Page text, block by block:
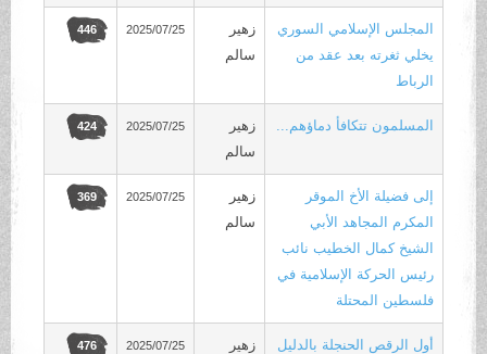
المجلس الإسلامي السوري
يخلي ثغرته بعد عقد من
الرباط
زهير
سالم
2025/07/25
446
المسلمون تتكافأ دماؤهم...
زهير
سالم
2025/07/25
424
إلى فضيلة الأخ الموقر
المكرم المجاهد الأبي
الشيخ كمال الخطيب نائب
رئيس الحركة الإسلامية في
فلسطين المحتلة
زهير
سالم
2025/07/25
369
أول الرقص الحنجلة ‏بالدليل
زهير
2025/07/25
476